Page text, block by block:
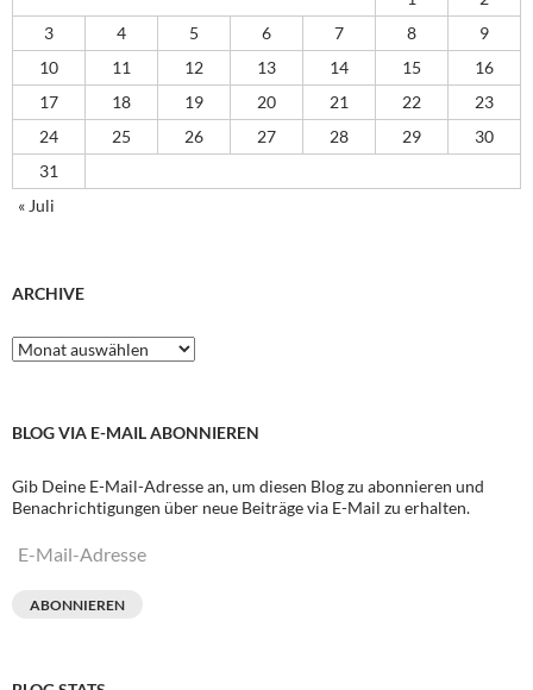
3
4 5 6 7 8
9
10
11 12 13 14 15
16
17
18 19 20 21 22
23
24
25 26 27 28 29
30
31
« Juli
ARCHIVE
Archive
BLOG VIA E-MAIL ABONNIEREN
Gib Deine E-Mail-Adresse an, um diesen Blog zu abonnieren und
Benachrichtigungen über neue Beiträge via E-Mail zu erhalten.
E-
ABONNIEREN